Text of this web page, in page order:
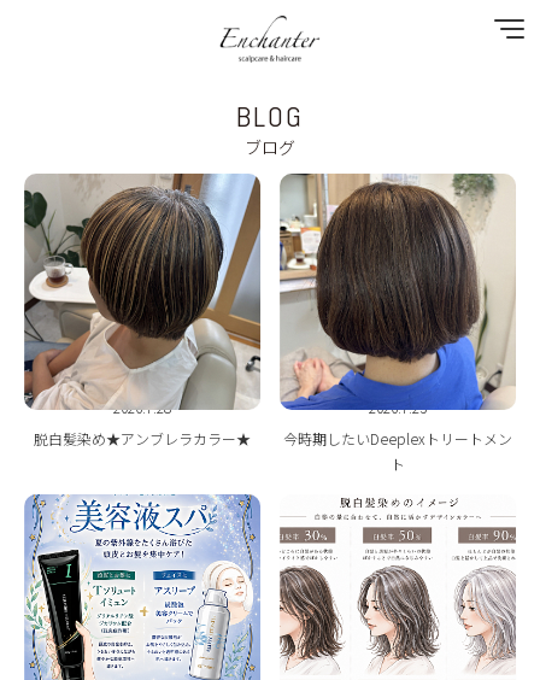
SPECIAL MENU
MENU
SHOP&STAFF
COUPON
GALLERY
BLOG
BLOG
ブログ
2026.7.28
脱白髪染め★アンブレラカラー★
2026.7.23
今時期したいDeeplexトリートメン
ト